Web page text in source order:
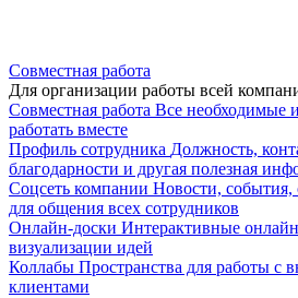
Совместная работа
Для организации работы всей
Совместная работа Все необходимые
работать вместе
Профиль сотрудника Должность,
благодарности и другая полезная
Соцсеть компании Новости,
для общения всех сотрудников
Онлайн-доски Интерактивные
визуализации идей
Коллабы Пространства для работы с
клиентами